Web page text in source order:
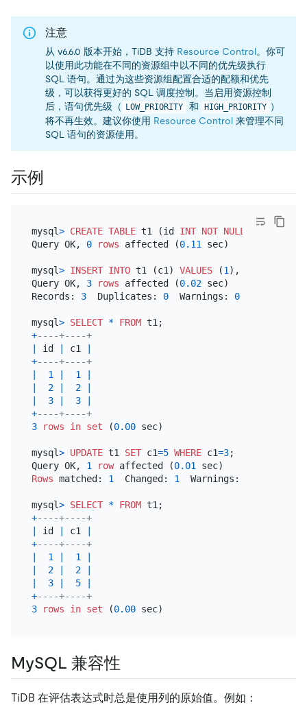
注意
从 v6.6.0 版本开始，TiDB 支持 Resource Control。你可
以使用此功能在不同的资源组中以不同的优先级执行
SQL 语句。通过为这些资源组配置合适的配额和优先
级，可以获得更好的 SQL 调度控制。当启用资源控制
后，语句优先级（
LOW_PRIORITY 和 HIGH_PRIORITY ）
将不再生效。建议你使用 Resource Control 来管理不同
SQL 语句的资源使用。
示例
mysql> CREATE TABLE t1 (id INT NOT NULL
PRIMARY
Query OK, 0 rows affected (0.11 sec)
mysql> INSERT INTO t1 (c1) VALUES (1 ), (
Query OK, 3 rows affected (0.02 sec)
Records: 3
  Duplicates:
0
  Warnings:
0
mysql> SELECT * FROM
+----+----+
id c1
+----+----+
1 1
2 2
3 3
+----+----+
3
rows in set (0.00 sec)
mysql> UPDATE t1 SET c1=5 WHERE c1=3;
Query OK, 1 row affected (0.01
Rows matched: 1
  Changed:
1
  Warnings:
mysql> SELECT * FROM
+----+----+
id c1
+----+----+
1 1
2 2
3 5
+----+----+
3
rows in set (0.00
MySQL 兼容性
TiDB 在评估表达式时总是使用列的原始值。例如：